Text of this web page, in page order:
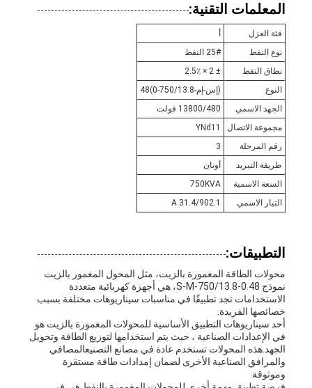
المعلمات التقنية:
فئة العزل
نوع النفط
25# النفط
نطاق التقط
± 2 × 2.5٪
النوع
(إس-إم-750/13.8-0)48
الجهد الاسمي
13800/480 فولت
مجموعة الاتصال
YNd11
رقم المرحلة
3
طريقة التبريد
أونان
السعة الاسمية
750KVA
التيار الاسمي
31.4/902.1 A
التطبيقات:
محولات الطاقة المغمورة بالزيت، مثل المحول المغمور بالزيت
نموذج S-M-750/13.8-0.48، هي أجهزة كهربائية متعددة
الاستخدامات تجد تطبيقًا في مناسبات سيناريوهات مختلفة بسبب
خصائصها الفريدة.
أحد سيناريوهات التطبيق الأساسية للمحولات المغمورة بالزيت هو
في الإعدادات الصناعية ، حيث يتم استخدامها لتوزيع الطاقة وتحويل
الجهد.هذه المحولات تستخدم عادة في مصانع التصنيعالمصافي
والمرافق الصناعية الأخرى لضمان إمدادات طاقة مستقرة
وموثوقة.